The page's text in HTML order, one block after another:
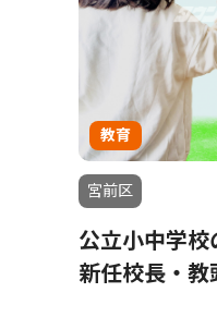
教育
宮前区
公立小中学校
新任校長・教